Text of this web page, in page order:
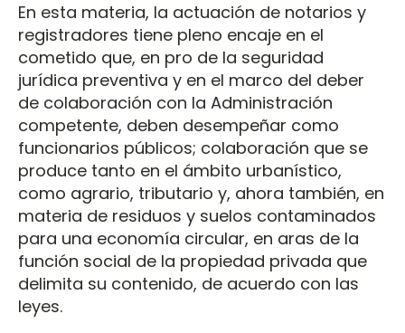
En esta materia, la actuación de notarios y
registradores tiene pleno encaje en el
cometido que, en pro de la seguridad
jurídica preventiva y en el marco del deber
de colaboración con la Administración
competente, deben desempeñar como
funcionarios públicos; colaboración que se
produce tanto en el ámbito urbanístico,
como agrario, tributario y, ahora también, en
materia de residuos y suelos contaminados
para una economía circular, en aras de la
función social de la propiedad privada que
delimita su contenido, de acuerdo con las
leyes.